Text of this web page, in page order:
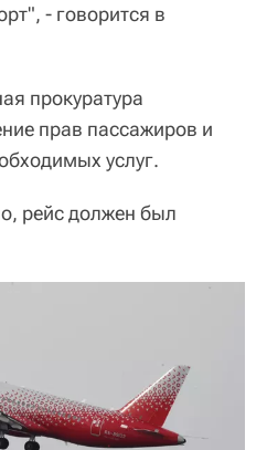
- говорится в
прокуратура
прав пассажиров и
услуг.
рейс должен был